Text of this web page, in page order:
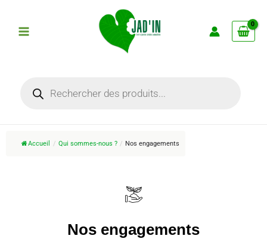
contenu
produits
Accueil / Qui sommes-nous ? / Nos engagements
Nos engagements